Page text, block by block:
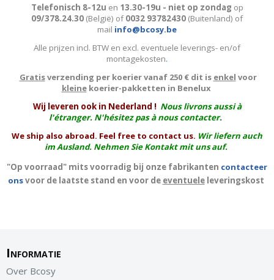
Telefonisch 8-12u en 13.30-19u - niet op zondag op
09/378.24.30 (België) of0032 93782430 (Buitenland) of
mail info@bcosy.be
Alle prijzen incl. BTW en excl. eventuele leverings- en/of
montagekosten.
Gratisverzending per koerier vanaf 250 € dit is enkel voor
kleinekoerier-pakketten in Benelux
Wij leveren ook in Nederland ! Nous livrons aussi à
l'étranger. N'hésitez pas à nous contacter.
We ship also abroad. Feel free to contact us. Wir liefern auch
im Ausland. Nehmen Sie Kontakt mit uns auf.
"Op voorraad" mits voorradig bij onze fabrikanten contacteer
onsvoor de laatste stand en voor de eventueleleveringskost
Informatie
Over Bcosy